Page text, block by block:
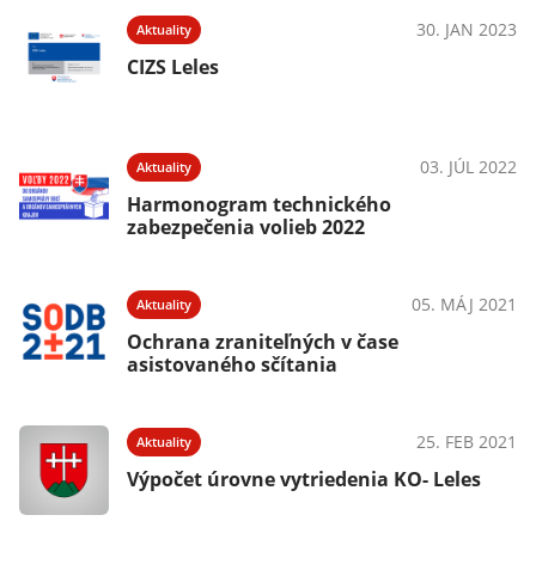
Aktuality 30. JAN 2023
CIZS Leles
Aktuality 03. JÚL 2022
Harmonogram technického
zabezpečenia volieb 2022
Aktuality 05. MÁJ 2021
Ochrana zraniteľných v čase
asistovaného sčítania
Aktuality 25. FEB 2021
Výpočet úrovne vytriedenia KO- Leles